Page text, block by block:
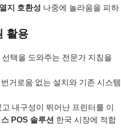
열지 호환성 나중에 놀라움을 피하
활용
택을 도와주는 전문가 지침을
거로움 없는 설치와 기존 시스템
내구성이 뛰어난 프린터를 이
POS 솔루션 한국 시장에 적합